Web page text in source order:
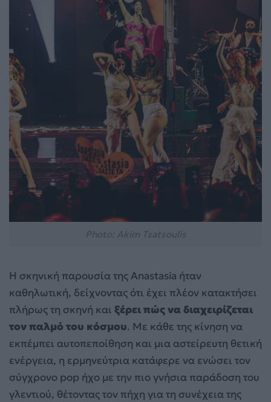
Η σκηνική παρουσία της Anastasia ήταν
καθηλωτική, δείχνοντας ότι έχει πλέον κατακτήσει
πλήρως τη σκηνή και ξέρει πώς να διαχειρίζεται
τον παλμό του κόσμου. Με κάθε της κίνηση να
εκπέμπει αυτοπεποίθηση και μια αστείρευτη θετική
ενέργεια, η ερμηνεύτρια κατάφερε να ενώσει τον
σύγχρονο pop ήχο με την πιο γνήσια παράδοση του
γλεντιού, θέτοντας τον πήχη για τη συνέχεια της